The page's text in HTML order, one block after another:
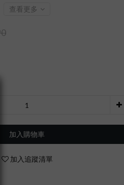
查看更多
加入購物車
加入追蹤清單